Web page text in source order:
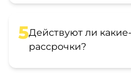
5Действуют ли
рассрочки?